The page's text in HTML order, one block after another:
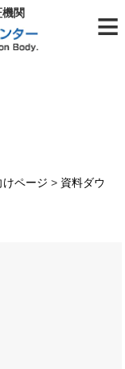
関 ≡
ページ > 資料ダウ